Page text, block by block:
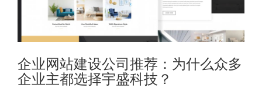
企业网站建设公司推荐：为什么众多
企业主都选择宇盛科技？